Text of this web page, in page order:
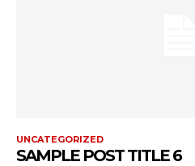
UNCATEGORIZED
SAMPLE POST TITLE 6